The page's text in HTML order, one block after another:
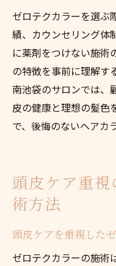
ゼロテクカラーを選ぶ
績、カウンセリング体
に薬剤をつけない施術
の特徴を事前に理解す
南池袋のサロンでは、
皮の健康と理想の髪色
で、後悔のないヘアカ
頭皮ケア重
術方法
頭皮ケアを重視した
ゼロテクカラーの施術